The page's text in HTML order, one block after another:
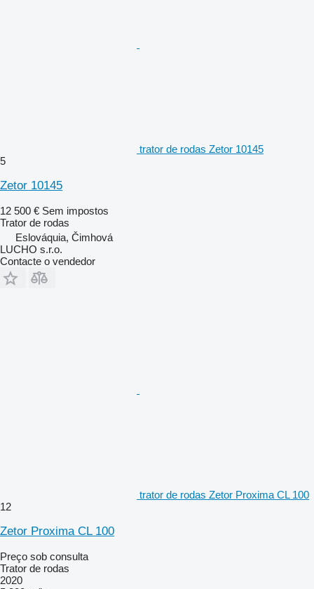
trator de rodas Zetor 10145
5
Zetor 10145
12 500 € Sem impostos
Trator de rodas
Eslováquia, Čimhová
LUCHO s.r.o.
Contacte o vendedor
trator de rodas Zetor Proxima CL 100
12
Zetor Proxima CL 100
Preço sob consulta
Trator de rodas
2020